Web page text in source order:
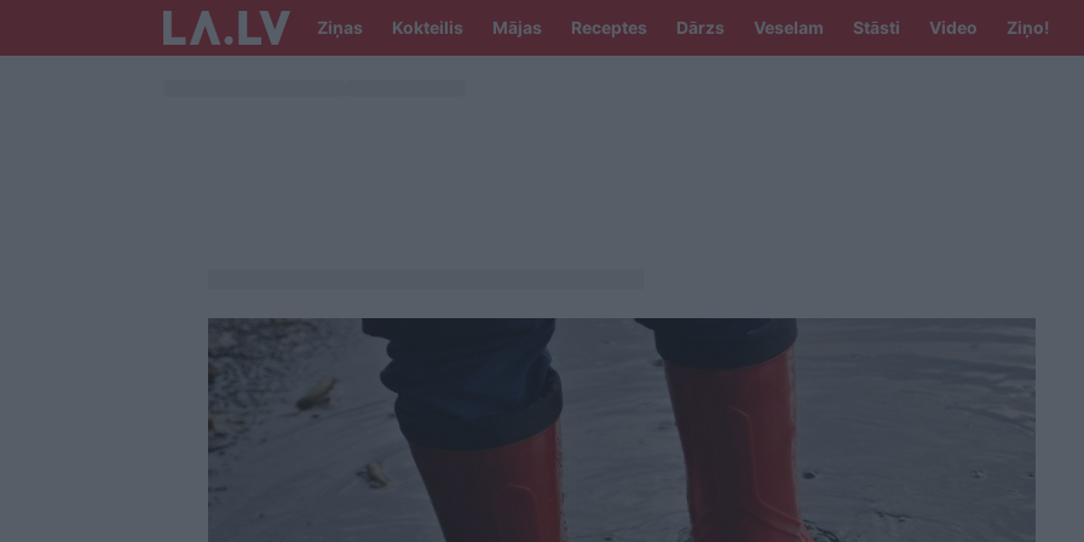
Ziņas Kokteilis Mājas Receptes Dārzs Veselam Stāsti Video Ziņo!